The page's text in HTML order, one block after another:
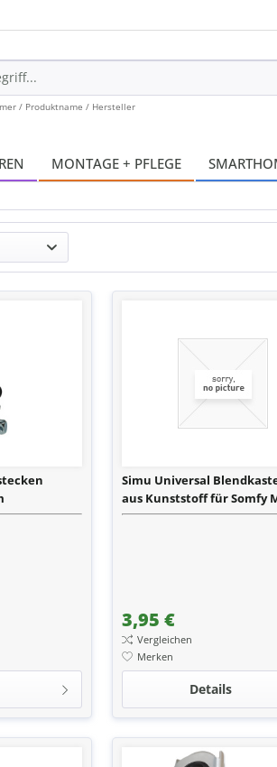
/ Produktname / Hersteller
MONTAGE + PFLEGE
Simu Universal
aus Kunststoff für Somfy
3,95 €
Vergleichen
Merken
Details